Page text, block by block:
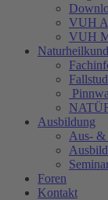
VUH
VUH
Ausbildung
Aus- &
Foren
Kontakt